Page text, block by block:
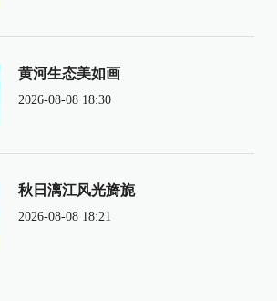
黄河生态美如画
2026-08-08 18:30
秋日漓江风光旖旎
2026-08-08 18:21